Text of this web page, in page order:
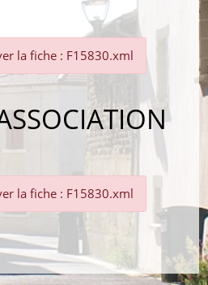
la fiche : F15830.xml
la fiche : F15830.xml